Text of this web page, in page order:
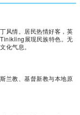
风情。居民热情好客，英
展现民族特色。无
化气息。
兰教、基督新教与本地原